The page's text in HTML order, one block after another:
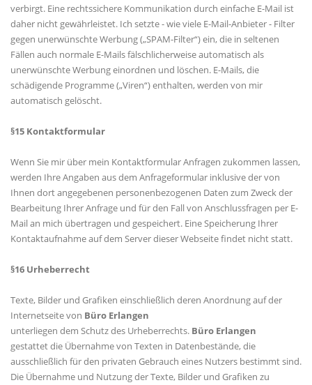
verbirgt. Eine rechtssichere Kommunikation durch einfache E-Mail ist
daher nicht gewährleistet. Ich setzte - wie viele E-Mail-Anbieter - Filter
gegen unerwünschte Werbung („SPAM-Filter“) ein, die in seltenen
Fällen auch normale E-Mails fälschlicherweise automatisch als
unerwünschte Werbung einordnen und löschen. E-Mails, die
schädigende Programme („Viren“) enthalten, werden von mir
automatisch gelöscht.
§15 Kontaktformular
Wenn Sie mir über mein Kontaktformular Anfragen zukommen lassen,
werden Ihre Angaben aus dem Anfrageformular inklusive der von
Ihnen dort angegebenen personenbezogenen Daten zum Zweck der
Bearbeitung Ihrer Anfrage und für den Fall von Anschlussfragen per E-
Mail an mich übertragen und gespeichert. Eine Speicherung Ihrer
Kontaktaufnahme auf dem Server dieser Webseite findet nicht statt.
§16 Urheberrecht
Texte, Bilder und Grafiken einschließlich deren Anordnung auf der
Internetseite von Büro Erlangen
unterliegen dem Schutz des Urheberrechts. Büro Erlangen
gestattet die Übernahme von Texten in Datenbestände, die
ausschließlich für den privaten Gebrauch eines Nutzers bestimmt sind.
Die Übernahme und Nutzung der Texte, Bilder und Grafiken zu